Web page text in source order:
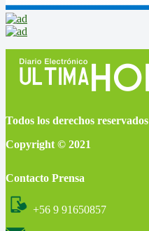
Todos los derechos reservados
Copyright © 2021
Contacto Prensa
+56 9 91650857